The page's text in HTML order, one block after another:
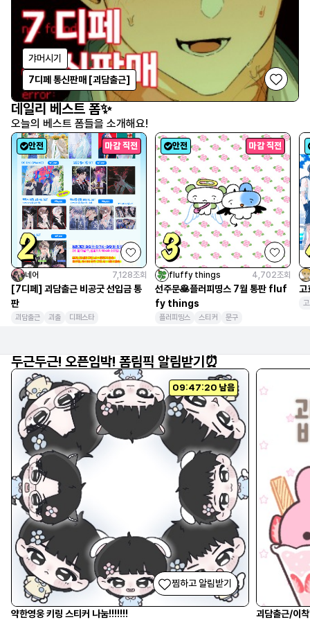
갸머시기
7디페 통신판매 [괴담출근]
데일리 베스트 폼✨
오늘의 베스트 폼들을 소개해요!
안전 마감 직전
네어 7,128조회
[7디페] 괴담출근 비공굿 선입금 통
판
괴담출근 괴출 디페스타
안전 마감 직전
fluffy things 4,702조회
선주문🥞플러피띵스 7월 통판 fluf
fy things
플러피띵스 스티커 문구
고
두근두근! 오픈임박! 폼림픽 알림받기⏰
09:47:19 남음
찜하고 알림받기
약한영웅 키링 스티커 나눔!!!!!!!
괴담출근/이